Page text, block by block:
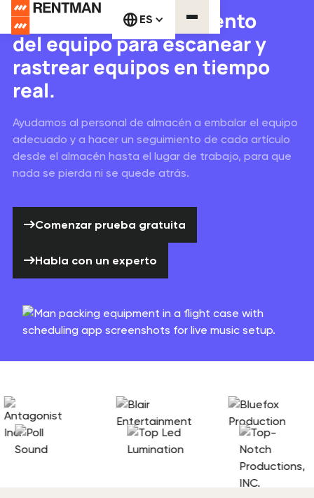
ES
Programa de seguimiento
del equipo para escanear y
rastrear equipos en tiempo
real.
Ayudamos al personal de almacén a embalar el equipo
adecuado y a hacer un seguimiento de cada artículo
desde el almacén hasta el lugar de trabajo, para que
nada se pierda ni se quede atrás.
Comenzar prueba gratuita
Habla con un experto